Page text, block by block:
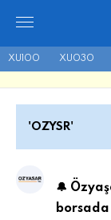
XU100 XU030
'OZYSR'
🔔